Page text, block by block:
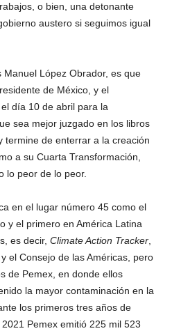
o bien, una detonante
austero si seguimos igual
Manuel López Obrador, es que
de México, y el
día 10 de abril para la
sea mejor juzgado en los libros
termine de enterrar a la creación
a su Cuarta Transformación,
lo peor de lo peor.
en el lugar número 45 como el
y el primero en América Latina
es decir, Climate Action Tracker
el Consejo de las Américas, pero
de Pemex, en donde ellos
la mayor contaminación en la
los primeros tres años de
Pemex emitió 225 mil 523